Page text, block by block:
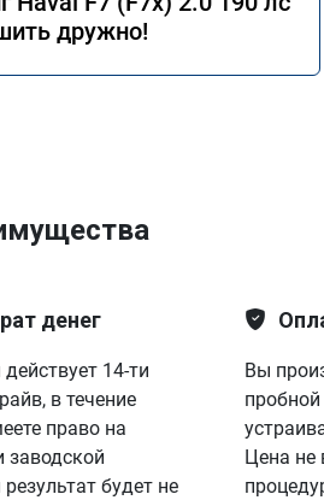
дружно!
денег
14-ти
в течение
право на
заводской
будет не
Вы
пробной
Цена не